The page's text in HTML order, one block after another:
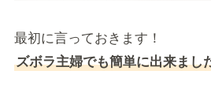
最初に言っておきます！
ズボラ主婦でも簡単に出来まし